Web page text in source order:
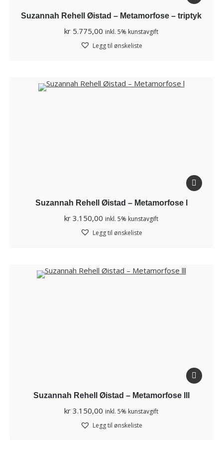
Suzannah Rehell Øistad – Metamorfose – triptyk
kr 5.775,00 inkl. 5% kunstavgift
Legg til ønskeliste
Suzannah Rehell Øistad – Metamorfose l
kr 3.150,00 inkl. 5% kunstavgift
Legg til ønskeliste
Suzannah Rehell Øistad – Metamorfose lll
kr 3.150,00 inkl. 5% kunstavgift
Legg til ønskeliste